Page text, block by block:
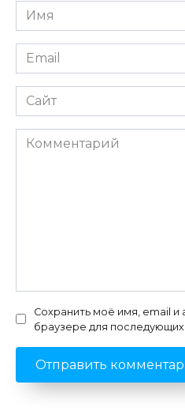
Имя
*
Email
*
Сайт
Комментарий
Сохранить моё имя, email и
браузере для